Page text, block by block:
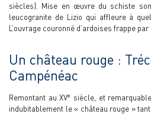
siècles). Mise en œuvre du schiste
leucogranite de Lizio qui affleure à
L’ouvrage couronné d’ardoises frappe
Un château rouge :
Campénéac
Remontant au XVe siècle, et
indubitablement le « château rouge »